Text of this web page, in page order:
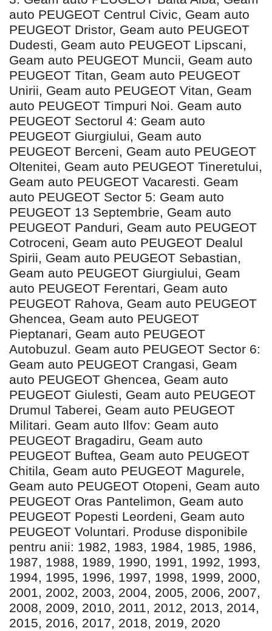
auto PEUGEOT Centrul Civic, Geam auto
PEUGEOT Dristor, Geam auto PEUGEOT
Dudesti, Geam auto PEUGEOT Lipscani,
Geam auto PEUGEOT Muncii, Geam auto
PEUGEOT Titan, Geam auto PEUGEOT
Unirii, Geam auto PEUGEOT Vitan, Geam
auto PEUGEOT Timpuri Noi. Geam auto
PEUGEOT Sectorul 4: Geam auto
PEUGEOT Giurgiului, Geam auto
PEUGEOT Berceni, Geam auto PEUGEOT
Oltenitei, Geam auto PEUGEOT Tineretului,
Geam auto PEUGEOT Vacaresti. Geam
auto PEUGEOT Sector 5: Geam auto
PEUGEOT 13 Septembrie, Geam auto
PEUGEOT Panduri, Geam auto PEUGEOT
Cotroceni, Geam auto PEUGEOT Dealul
Spirii, Geam auto PEUGEOT Sebastian,
Geam auto PEUGEOT Giurgiului, Geam
auto PEUGEOT Ferentari, Geam auto
PEUGEOT Rahova, Geam auto PEUGEOT
Ghencea, Geam auto PEUGEOT
Pieptanari, Geam auto PEUGEOT
Autobuzul. Geam auto PEUGEOT Sector 6:
Geam auto PEUGEOT Crangasi, Geam
auto PEUGEOT Ghencea, Geam auto
PEUGEOT Giulesti, Geam auto PEUGEOT
Drumul Taberei, Geam auto PEUGEOT
Militari. Geam auto Ilfov: Geam auto
PEUGEOT Bragadiru, Geam auto
PEUGEOT Buftea, Geam auto PEUGEOT
Chitila, Geam auto PEUGEOT Magurele,
Geam auto PEUGEOT Otopeni, Geam auto
PEUGEOT Oras Pantelimon, Geam auto
PEUGEOT Popesti Leordeni, Geam auto
PEUGEOT Voluntari. Produse disponibile
pentru anii: 1982, 1983, 1984, 1985, 1986,
1987, 1988, 1989, 1990, 1991, 1992, 1993,
1994, 1995, 1996, 1997, 1998, 1999, 2000,
2001, 2002, 2003, 2004, 2005, 2006, 2007,
2008, 2009, 2010, 2011, 2012, 2013, 2014,
2015, 2016, 2017, 2018, 2019, 2020